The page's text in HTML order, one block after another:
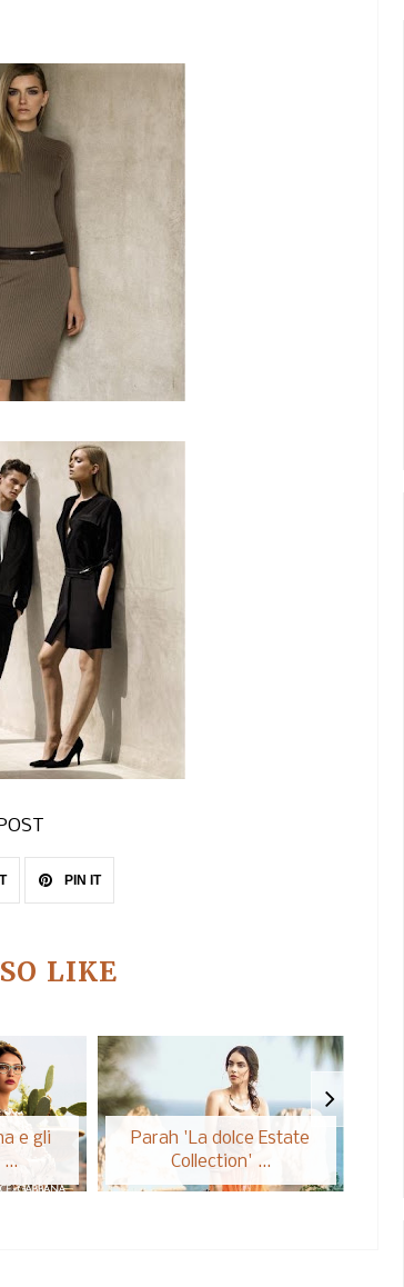
PIN IT
LIKE
e gli
Parah 'La dolce Estate
Collection' ...